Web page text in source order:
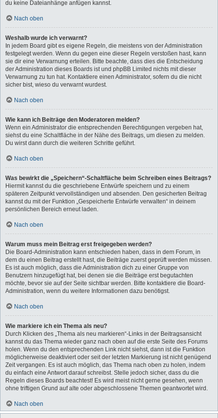
du keine Dateianhänge anfügen kannst.
Nach oben
Weshalb wurde ich verwarnt?
In jedem Board gibt es eigene Regeln, die meistens von der Administration
festgelegt werden. Wenn du gegen eine dieser Regeln verstoßen hast, kann
sie dir eine Verwarnung erteilen. Bitte beachte, dass dies die Entscheidung
der Administration dieses Boards ist und phpBB Limited nichts mit dieser
Verwarnung zu tun hat. Kontaktiere einen Administrator, sofern du die nicht
sicher bist, wieso du verwarnt wurdest.
Nach oben
Wie kann ich Beiträge den Moderatoren melden?
Wenn ein Administrator die entsprechenden Berechtigungen vergeben hat,
siehst du eine Schaltfläche in der Nähe des Beitrags, um diesen zu melden.
Du wirst dann durch die weiteren Schritte geführt.
Nach oben
Was bewirkt die „Speichern“-Schaltfläche beim Schreiben eines Beitrags?
Hiermit kannst du die geschriebene Entwürfe speichern und zu einem
späteren Zeitpunkt vervollständigen und absenden. Den gesicherten Beitrag
kannst du mit der Funktion „Gespeicherte Entwürfe verwalten“ in deinem
persönlichen Bereich erneut laden.
Nach oben
Warum muss mein Beitrag erst freigegeben werden?
Die Board-Administration kann entschieden haben, dass in dem Forum, in
dem du einen Beitrag erstellt hast, die Beiträge zuerst geprüft werden müssen.
Es ist auch möglich, dass die Administration dich zu einer Gruppe von
Benutzern hinzugefügt hat, bei denen sie die Beiträge erst begutachten
möchte, bevor sie auf der Seite sichtbar werden. Bitte kontaktiere die Board-
Administration, wenn du weitere Informationen dazu benötigst.
Nach oben
Wie markiere ich ein Thema als neu?
Durch Klicken des „Thema als neu markieren“-Links in der Beitragsansicht
kannst du das Thema wieder ganz nach oben auf die erste Seite des Forums
holen. Wenn du den entsprechenden Link nicht siehst, dann ist die Funktion
möglicherweise deaktiviert oder seit der letzten Markierung ist nicht genügend
Zeit vergangen. Es ist auch möglich, das Thema nach oben zu holen, indem
du einfach eine Antwort darauf schreibst. Stelle jedoch sicher, dass du die
Regeln dieses Boards beachtest! Es wird meist nicht gerne gesehen, wenn
ohne triftigen Grund auf alte oder abgeschlossene Themen geantwortet wird.
Nach oben